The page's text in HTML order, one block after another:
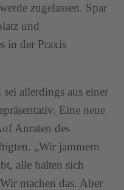
zugelassen. Spar
und
in der Praxis
allerdings aus einer
Eine neue
Anraten des
„Wir jammern
alle halten sich
machen das. Aber